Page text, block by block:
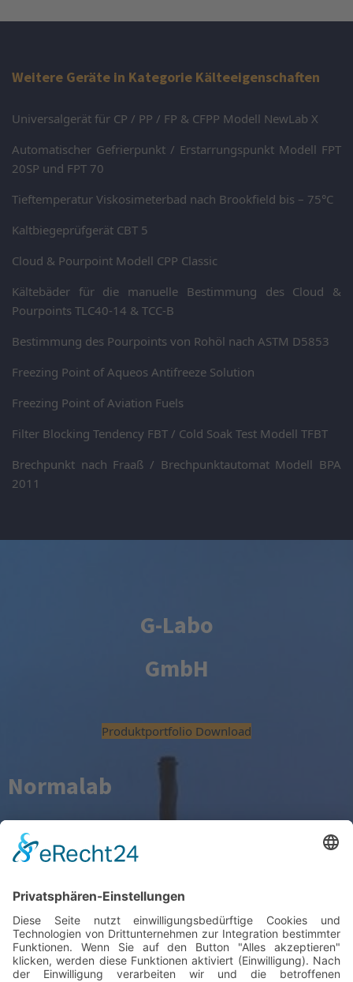
Weitere Geräte in Kategorie Kälteeigenschaften
Universalgerät für CP / PP / FP & CFPP Modell NewLab X
Automatischer Gefrierpunkt / Erstarrungspunkt Modell FPT
20SP und FPT 70
Tieftemperatur Viskosimeterbad nach Brookfield bis – 75°C
Kaltbiegeprüfgerät CBT 5
Cloud & Pourpoint Modell CPP Classic
Kältebäder für die manuelle Bestimmung des Cloud &
Pourpoints TLC40-14 & TCC-B
Bestimmung des Pourpoints von Rohöl nach ASTM D5853
Freezing Point of Aqueos Antifreeze Solution
Freezing Point of Aviation Fuels
Filter Blocking Tendency FBT / Cold Soak Test Modell TFBT
Brechpunkt nach Fraaß / Brechpunktautomat Modell BPA
2011
G-Labo
GmbH
Produktportfolio Download
Normalab
France
Gesamtkatalog Download
Tamson